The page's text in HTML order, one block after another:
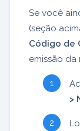
Se você
(seção
Código de
emissão da
>